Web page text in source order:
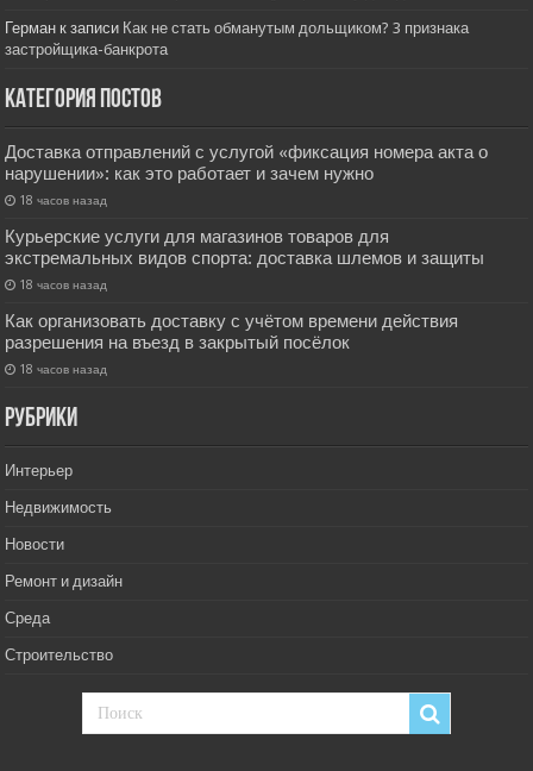
Герман к записи Как не стать обманутым дольщиком? 3 признака
застройщика-банкрота
Категория постов
Доставка отправлений с услугой «фиксация номера акта о
нарушении»: как это работает и зачем нужно
18 часов назад
Курьерские услуги для магазинов товаров для
экстремальных видов спорта: доставка шлемов и защиты
18 часов назад
Как организовать доставку с учётом времени действия
разрешения на въезд в закрытый посёлок
18 часов назад
РУбрики
Интерьер
Недвижимость
Новости
Ремонт и дизайн
Среда
Строительство